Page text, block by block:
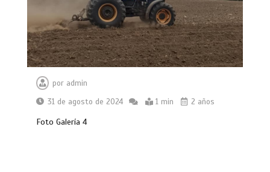
por admin
31 de agosto de 2024
1 min 2 años
Foto Galería 4